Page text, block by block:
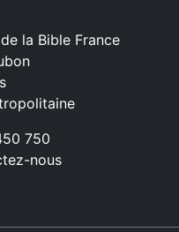
la Bible France
750
nous